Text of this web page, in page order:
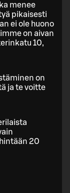
menee
pikaisesti
ei ole huono
on aivan
10,
on
ja te voitte
20